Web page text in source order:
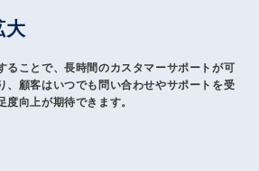
大
ることで、長時間のカスタマーサポートが可
、顧客はいつでも問い合わせやサポートを受
向上が期待できます。